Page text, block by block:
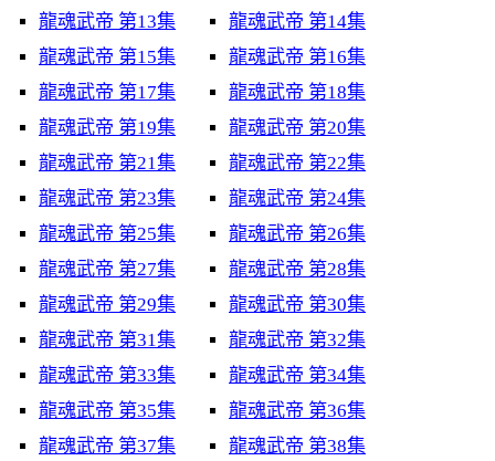
龍魂武帝 第13集
龍魂武帝 第14集
龍魂武帝 第15集
龍魂武帝 第16集
龍魂武帝 第17集
龍魂武帝 第18集
龍魂武帝 第19集
龍魂武帝 第20集
龍魂武帝 第21集
龍魂武帝 第22集
龍魂武帝 第23集
龍魂武帝 第24集
龍魂武帝 第25集
龍魂武帝 第26集
龍魂武帝 第27集
龍魂武帝 第28集
龍魂武帝 第29集
龍魂武帝 第30集
龍魂武帝 第31集
龍魂武帝 第32集
龍魂武帝 第33集
龍魂武帝 第34集
龍魂武帝 第35集
龍魂武帝 第36集
龍魂武帝 第37集
龍魂武帝 第38集